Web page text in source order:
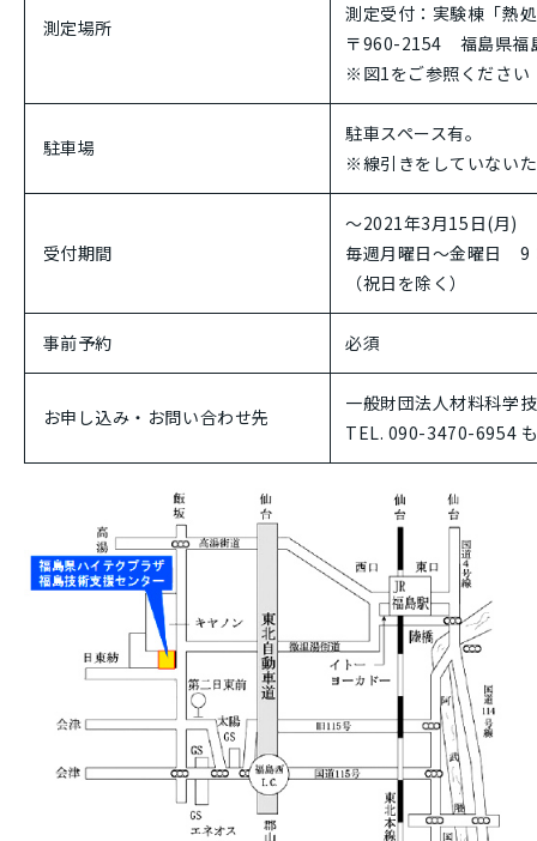
測定場所
測定受付：実験棟「熱
〒960-2154 福島県福
※図1をご参照ください
駐車場
駐車スペース有。
※線引きをしていない
受付期間
～2021年3月15日(月)
毎週月曜日～金曜日 9
（祝日を除く）
事前予約 必須
お申し込み・お問い合わせ先
一般財団法人材料科学
TEL. 090-3470-6954